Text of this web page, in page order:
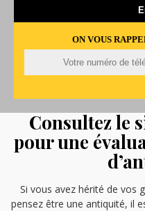
ON VOUS
Consultez le
pour une
Si vous avez hérité de vos
pensez être une antiquité, il